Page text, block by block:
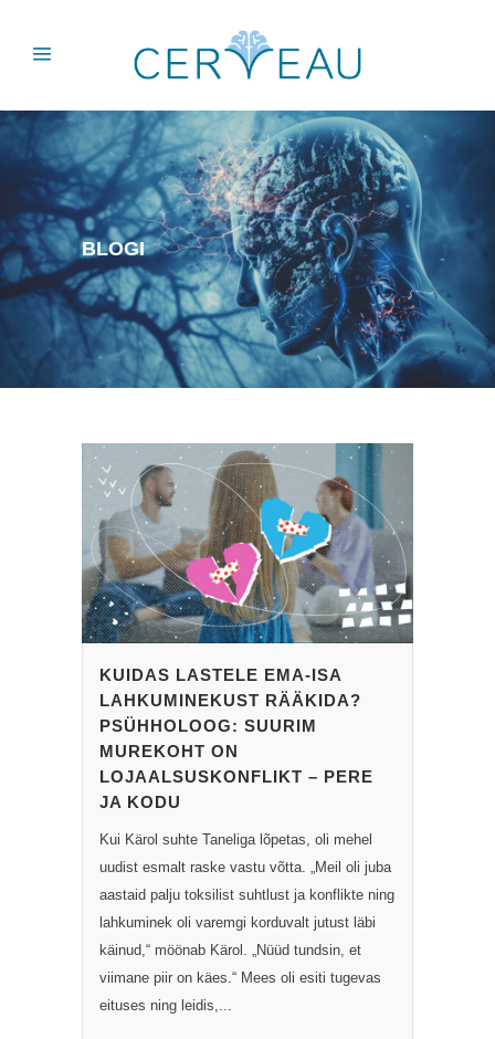
BLOGI
KUIDAS LASTELE EMA-ISA
LAHKUMINEKUST RÄÄKIDA?
PSÜHHOLOOG: SUURIM
MUREKOHT ON
LOJAALSUSKONFLIKT – PERE
JA KODU
Kui Kärol suhte Taneliga lõpetas, oli mehel
uudist esmalt raske vastu võtta. „Meil oli juba
aastaid palju toksilist suhtlust ja konflikte ning
lahkuminek oli varemgi korduvalt jutust läbi
käinud,“ möönab Kärol. „Nüüd tundsin, et
viimane piir on käes.“ Mees oli esiti tugevas
eituses ning leidis,...